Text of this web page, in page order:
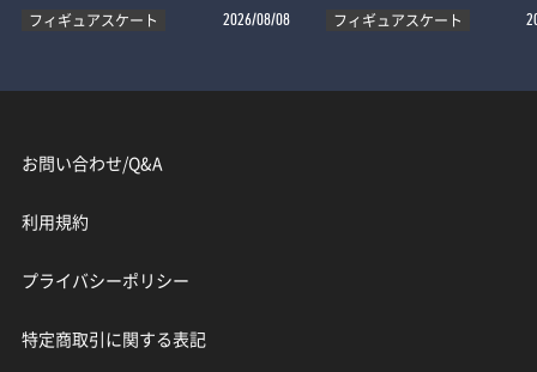
フィギュアスケート 2026/08/08 フィギュアスケート
お問い合わせ/Q&A
利用規約
プライバシーポリシー
特定商取引に関する表記